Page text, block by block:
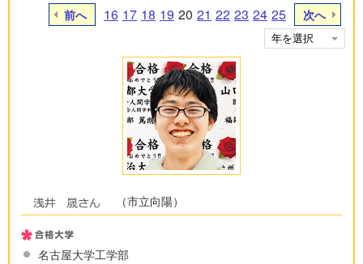
前へ 16 17 18 19 20 21 22 23 24 25 次へ
（市立向陽）
名古屋大学工学部